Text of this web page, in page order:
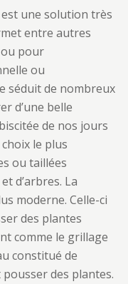
une solution très
entre autres
ou pour
ou
séduit de nombreux
d’une belle
de nos jours
le plus
ou taillées
d’arbres. La
moderne. Celle-ci
des plantes
comme le grillage
constitué de
des plantes.